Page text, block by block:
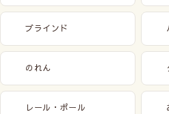
ブラインド
のれん
レール・ポール